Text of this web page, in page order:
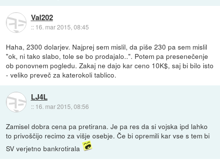
Val202
:: 16. mar 2015, 08:45
Haha, 2300 dolarjev. Najprej sem mislil, da piše 230 pa sem mislil
"ok, ni tako slabo, tole se bo prodajalo..". Potem pa presenečenje
ob ponovnem pogledu. Zakaj ne dajo kar ceno 10K$, saj bi bilo isto
- veliko preveč za katerokoli tablico.
LJ4L
:: 16. mar 2015, 08:56
Zamisel dobra cena pa pretirana. Je pa res da si vojska ipd lahko
to privoščijo recimo za višje osebje. Če bi opremili kar vse s tem bi
SV verjetno bankrotirala